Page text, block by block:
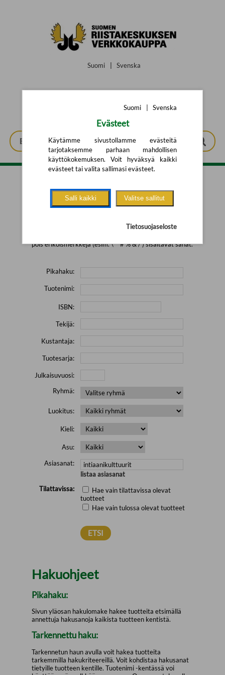
Suomi Svenska
Tarkennettu haku
pois erikoismerkkejä (esim. \' " # % & / ) sisältävät sanat.
Pikahaku:
Tuotenimi:
ISBN:
Tekijä:
Kustantaja:
Tuotesarja:
Julkaisuvuosi:
Ryhmä:
Luokitus:
Kieli:
Asu:
Asiasanat:
listaa asiasanat
Tilattavissa:
Hae vain tilattavissa olevat
tuotteet
Hae vain tulossa olevat tuotteet
Hakuohjeet
Pikahaku:
Sivun yläosan hakulomake hakee tuotteita etsimällä
annettuja hakusanoja kaikista tuotteen kentistä.
Tarkennettu haku:
Tarkennetun haun avulla voit hakea tuotteita
tarkemmilla hakukriteereillä. Voit kohdistaa hakusanat
tietyille tuotteen kentille. Tuotenimi -kentässä voi
Suomi Svenska
Evästeet
Käytämme sivustollamme evästeitä
tarjotaksemme parhaan mahdollisen
käyttökokemuksen. Voit hyväksyä kaikki
evästeet tai valita sallimasi evästeet.
Salli kaikki Valitse sallitut
Tietosuojaseloste